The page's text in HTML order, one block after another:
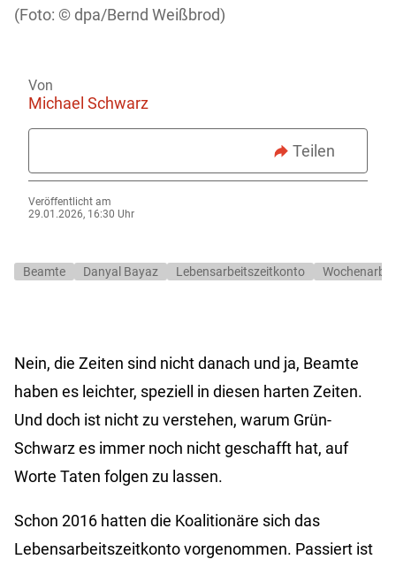
dpa/Bernd Weißbrod)
Von
Michael Schwarz
Teilen
Veröffentlicht am
29.01.2026, 16:30 Uhr
Beamte Danyal Bayaz Lebensarbeitszeitkonto
Nein, die Zeiten sind nicht danach und ja, Beamte
haben es leichter, speziell in diesen harten Zeiten.
Und doch ist nicht zu verstehen, warum Grün-
Schwarz es immer noch nicht geschafft hat, auf
Worte Taten folgen zu lassen.
Schon 2016 hatten die Koalitionäre sich das
Lebensarbeitszeitkonto vorgenommen. Passiert ist